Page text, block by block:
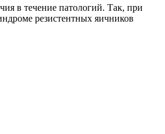
в течение патологий. Так, при
резистентных яичников